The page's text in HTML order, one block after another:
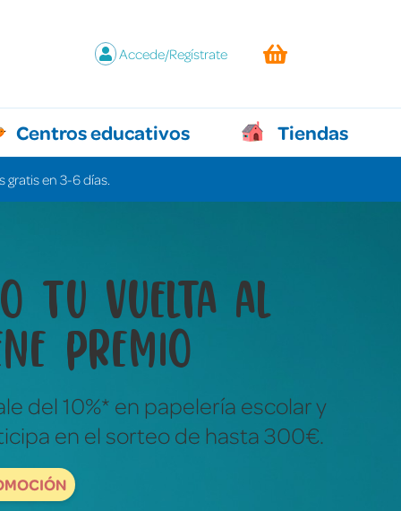
Accede/Regístrate
Centros educativos Tiendas
gratis en 3-6 días.
juegos que lo
todo sin decir ni
para descubrir y explorar el